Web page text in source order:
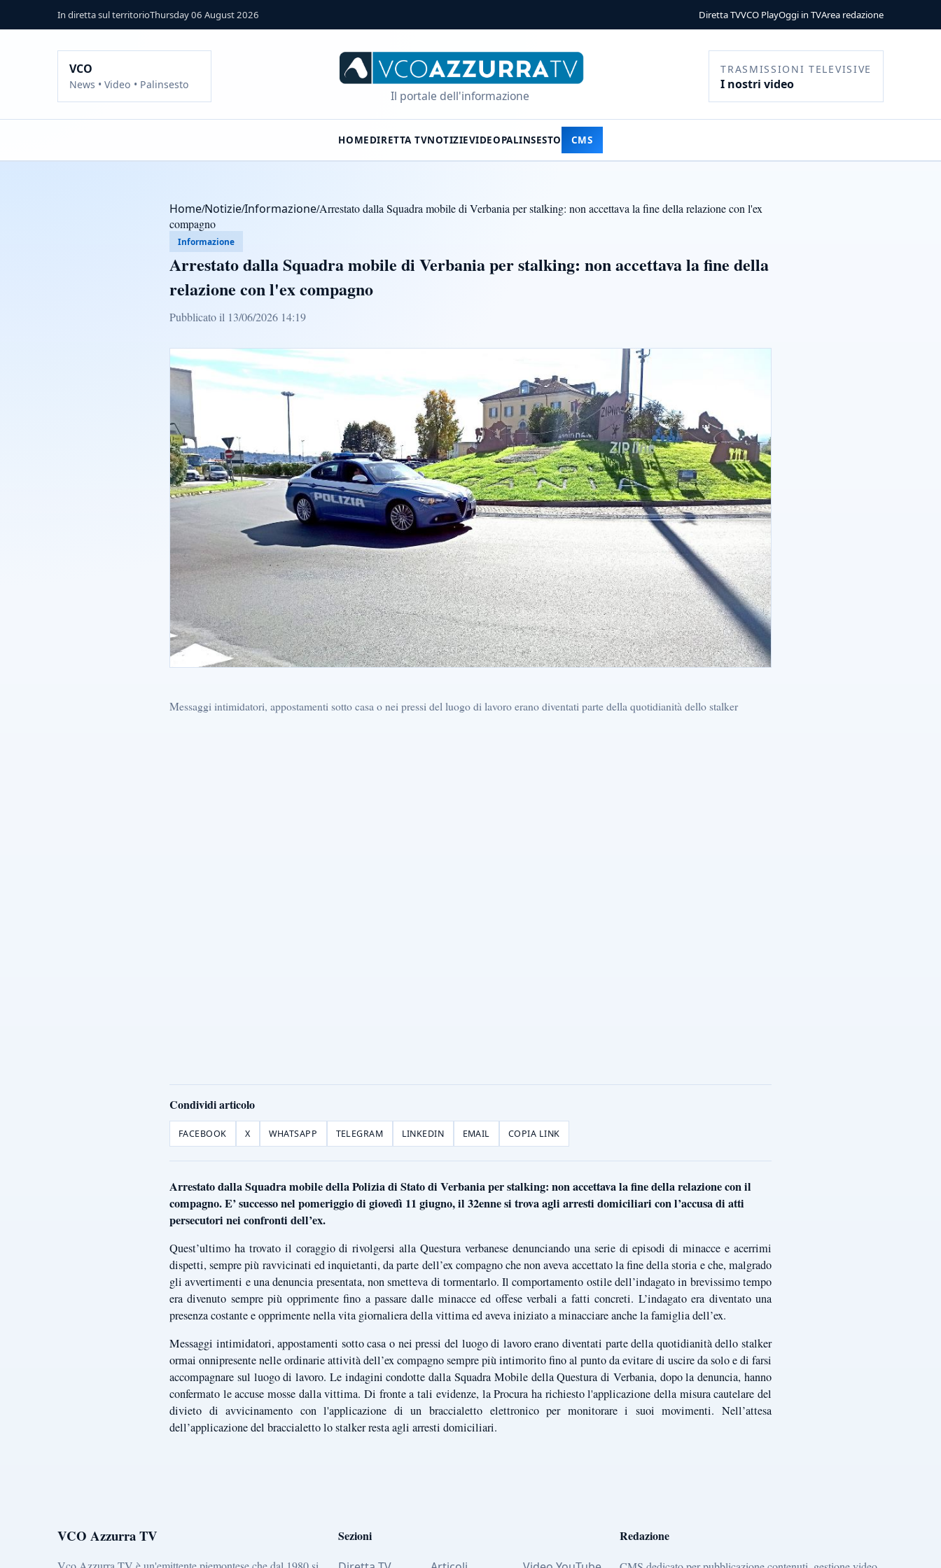
In diretta sul territorioThursday 06 August 2026 Diretta TVVCO PlayOggi in TVArea redazione
VCO
News • Video • Palinsesto
Il portale dell'informazione
TRASMISSIONI TELEVISIVE
I nostri video
HOMEDIRETTA TVNOTIZIEVIDEOPALINSESTO CMS
Home/Notizie/Informazione/Arrestato dalla Squadra mobile di Verbania per stalking: non accettava la fine della relazione con l'ex
compagno
Informazione
Arrestato dalla Squadra mobile di Verbania per stalking: non accettava la fine della
relazione con l'ex compagno
Pubblicato il 13/06/2026 14:19
Messaggi intimidatori, appostamenti sotto casa o nei pressi del luogo di lavoro erano diventati parte della quotidianità dello stalker
Condividi articolo
FACEBOOK X WHATSAPP TELEGRAM LINKEDIN EMAIL COPIA LINK
Arrestato dalla Squadra mobile della Polizia di Stato di Verbania per stalking: non accettava la fine della relazione con il
compagno. E’ successo nel pomeriggio di giovedì 11 giugno, il 32enne si trova agli arresti domiciliari con l’accusa di atti
persecutori nei confronti dell’ex.
Quest’ultimo ha trovato il coraggio di rivolgersi alla Questura verbanese denunciando una serie di episodi di minacce e acerrimi
dispetti, sempre più ravvicinati ed inquietanti, da parte dell’ex compagno che non aveva accettato la fine della storia e che, malgrado
gli avvertimenti e una denuncia presentata, non smetteva di tormentarlo. Il comportamento ostile dell’indagato in brevissimo tempo
era divenuto sempre più opprimente fino a passare dalle minacce ed offese verbali a fatti concreti. L’indagato era diventato una
presenza costante e opprimente nella vita giornaliera della vittima ed aveva iniziato a minacciare anche la famiglia dell’ex.
Messaggi intimidatori, appostamenti sotto casa o nei pressi del luogo di lavoro erano diventati parte della quotidianità dello stalker
ormai onnipresente nelle ordinarie attività dell’ex compagno sempre più intimorito fino al punto da evitare di uscire da solo e di farsi
accompagnare sul luogo di lavoro. Le indagini condotte dalla Squadra Mobile della Questura di Verbania, dopo la denuncia, hanno
confermato le accuse mosse dalla vittima. Di fronte a tali evidenze, la Procura ha richiesto l'applicazione della misura cautelare del
divieto di avvicinamento con l'applicazione di un braccialetto elettronico per monitorare i suoi movimenti. Nell’attesa
dell’applicazione del braccialetto lo stalker resta agli arresti domiciliari.
VCO Azzurra TV Sezioni Redazione